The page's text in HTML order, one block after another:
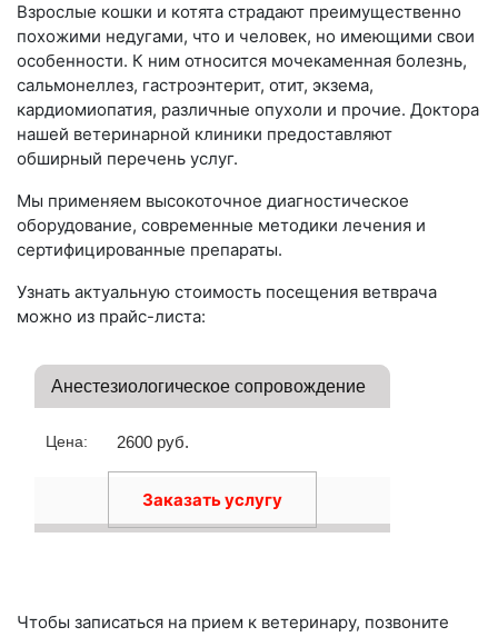
Взрослые кошки и котята страдают преимущественно
похожими недугами, что и человек, но имеющими свои
особенности. К ним относится мочекаменная болезнь,
сальмонеллез, гастроэнтерит, отит, экзема,
кардиомиопатия, различные опухоли и прочие. Доктора
нашей ветеринарной клиники предоставляют
обширный перечень услуг.
Мы применяем высокоточное диагностическое
оборудование, современные методики лечения и
сертифицированные препараты.
Узнать актуальную стоимость посещения ветврача
можно из прайс-листа:
Анестезиологическое сопровождение
Цена: 2600 руб.
Заказать услугу
Чтобы записаться на прием к ветеринару, позвоните